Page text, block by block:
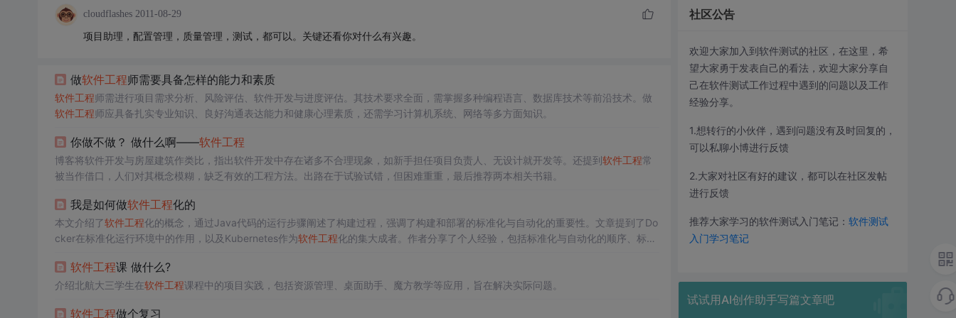
cloudflashes 2011-08-29
项目助理，配置管理，质量管理，测试，都可以。关键还看你对什么有兴趣。
做软件工程师需要具备怎样的能力和素质
软件工程师需进行项目需求分析、风险评估、软件开发与进度评估。其技术要求全面，需掌握多种编程语言、数据库技术等前沿技术。做
软件工程师应具备扎实专业知识、良好沟通表达能力和健康心理素质，还需学习计算机系统、网络等多方面知识。
你做不做？ 做什么啊——软件工程
博客将软件开发与房屋建筑作类比，指出软件开发中存在诸多不合理现象，如新手担任项目负责人、无设计就开发等。还提到软件工程常
被当作借口，人们对其概念模糊，缺乏有效的工程方法。出路在于试验试错，但困难重重，最后推荐两本相关书籍。
我是如何做软件工程化的
本文介绍了软件工程化的概念，通过Java代码的运行步骤阐述了构建过程，强调了构建和部署的标准化与自动化的重要性。文章提到了Do
cker在标准化运行环境中的作用，以及Kubernetes作为软件工程化的集大成者。作者分享了个人经验，包括标准化与自动化的顺序、标准
软件工程课 做什么?
介绍北航大三学生在软件工程课程中的项目实践，包括资源管理、桌面助手、魔方教学等应用，旨在解决实际问题。
软件工程做个复习
社区公告
欢迎大家加入到软件测试的社区，在这里，希
望大家勇于发表自己的看法，欢迎大家分享自
己在软件测试工作过程中遇到的问题以及工作
经验分享。
1.想转行的小伙伴，遇到问题没有及时回复的，
可以私聊小博进行反馈
2.大家对社区有好的建议，都可以在社区发帖
进行反馈
推荐大家学习的软件测试入门笔记： 软件测试
入门学习笔记
试试用AI创作助手写篇文章吧